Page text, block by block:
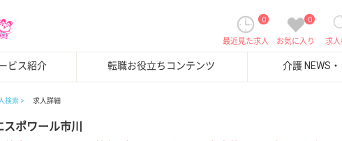
求
0
お気に入り
0
最近見た求人
ビス紹介 転職お役立ちコンテンツ 介護 NEWS
検索 求人詳細
ポワール市川